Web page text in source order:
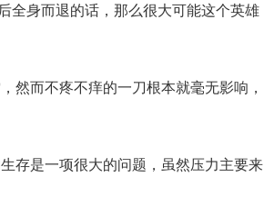
全身而退的话，那么很大可能这个英雄
然而不疼不痒的一刀根本就毫无影响，
存是一项很大的问题，虽然压力主要来